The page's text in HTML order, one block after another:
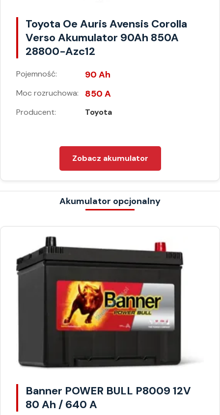
Toyota Oe Auris Avensis Corolla
Verso Akumulator 90Ah 850A
28800-Azc12
Pojemność: 90 Ah
Moc rozruchowa: 850 A
Producent: Toyota
Zobacz akumulator
Akumulator opcjonalny
Banner POWER BULL P8009 12V
80 Ah / 640 A